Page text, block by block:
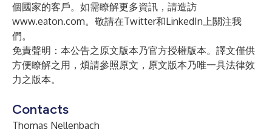
個國家的客戶。如需瞭解更多資訊，請造訪
www.eaton.com。敬請在Twitter和LinkedIn上關注我
們。
免責聲明：本公告之原文版本乃官方授權版本。譯文僅供
方便瞭解之用，煩請參照原文，原文版本乃唯一具法律效
力之版本。
Contacts
Thomas Nellenbach